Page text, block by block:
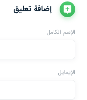
إضافة تعليق
الإسم الكامل
الإيمايل